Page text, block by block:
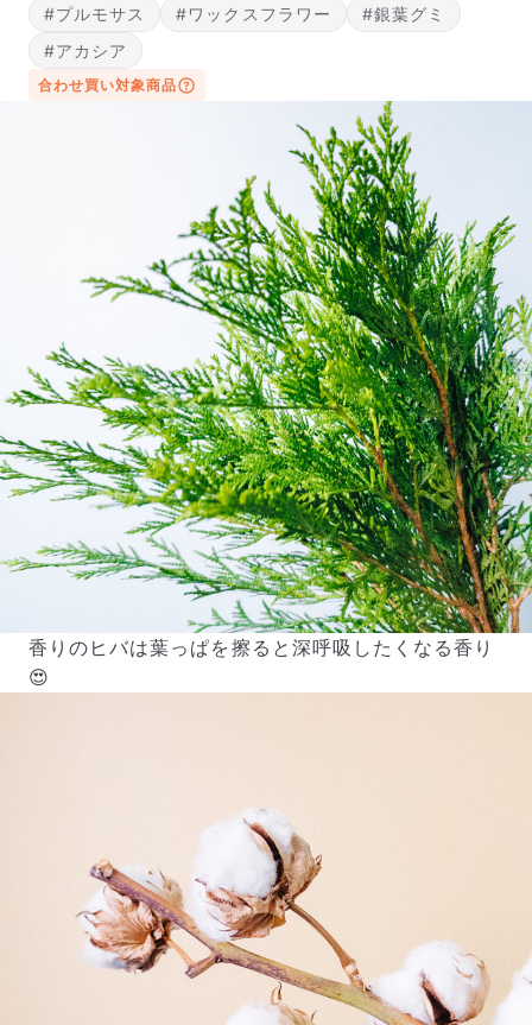
届いたお花に元気がなかったら？
もし届いたお花に「枯れている」「折れている」などの
不備があった場合は、些細なことでもお気軽にサポート
までご連絡ください。ご返金にて補償いたします。
写真と同じものが届く？
商品ページに掲載している写真は、実際にお届けする商
品を撮影したものです。お花は生き物なので、どうして
も色味やサイズ・咲き方に個体差はありますが、できる
の目でチェックをしています。
#プルモサス
#ワックスフラワー
#銀葉グミ
#アカシア
合わせ買い対象商品
香りのヒバは葉っぱを擦ると深呼吸したくなる香り
😍